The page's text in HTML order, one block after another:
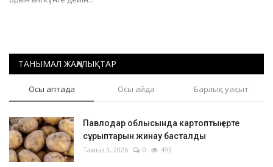
Тілді тандаңыз
Қазақша Русский
ТАНЫМАЛ ЖАҢАЛЫҚТАР
Осы аптада Осы айда Барлық уақыт
Павлодар облысында картоптың ерте
сұрыптарын жинау басталды
Тамыз 3, 2026 0 493